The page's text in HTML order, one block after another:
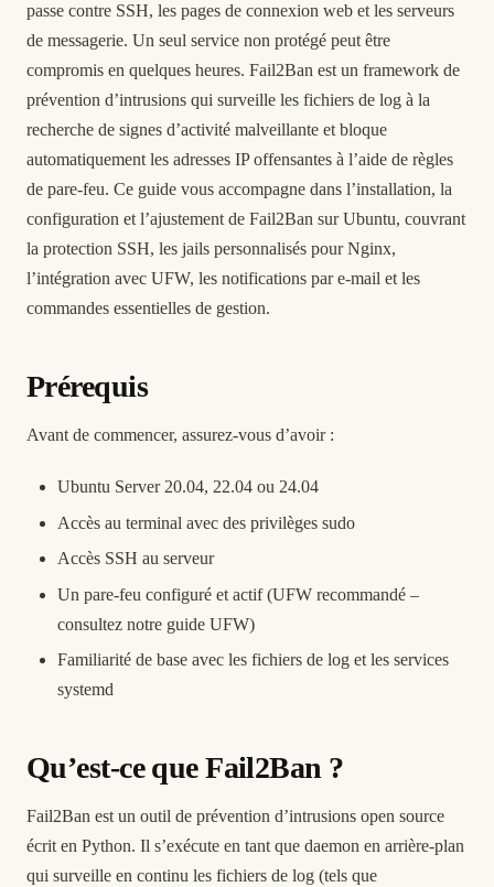
passe contre SSH, les pages de connexion web et les serveurs
de messagerie. Un seul service non protégé peut être
compromis en quelques heures. Fail2Ban est un framework de
prévention d’intrusions qui surveille les fichiers de log à la
recherche de signes d’activité malveillante et bloque
automatiquement les adresses IP offensantes à l’aide de règles
de pare-feu. Ce guide vous accompagne dans l’installation, la
configuration et l’ajustement de Fail2Ban sur Ubuntu, couvrant
la protection SSH, les jails personnalisés pour Nginx,
l’intégration avec UFW, les notifications par e-mail et les
commandes essentielles de gestion.
Prérequis
Avant de commencer, assurez-vous d’avoir :
Ubuntu Server 20.04, 22.04 ou 24.04
Accès au terminal avec des privilèges sudo
Accès SSH au serveur
Un pare-feu configuré et actif (UFW recommandé –
consultez notre guide UFW)
Familiarité de base avec les fichiers de log et les services
systemd
Qu’est-ce que Fail2Ban ?
Fail2Ban est un outil de prévention d’intrusions open source
écrit en Python. Il s’exécute en tant que daemon en arrière-plan
qui surveille en continu les fichiers de log (tels que